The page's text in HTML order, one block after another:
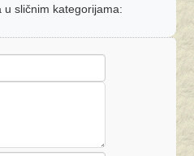
u sličnim kategorijama: